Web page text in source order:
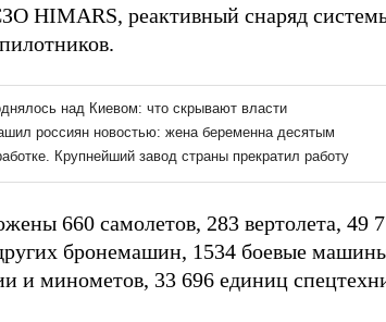
HIMARS, реактивный снаряд
660 самолетов, 283 вертолета, 49
бронемашин, 1534 боевые
и минометов, 33 696 единиц